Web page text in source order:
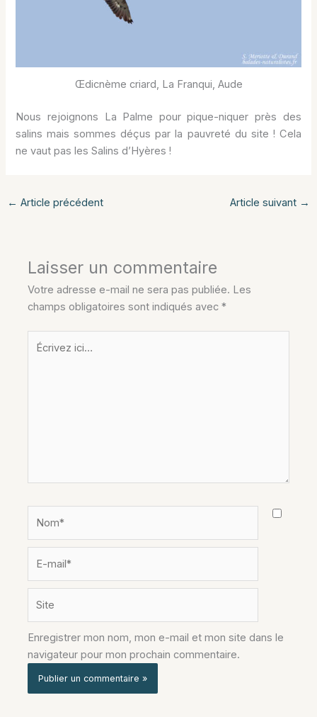
Œdicnème criard, La Franqui, Aude
Nous rejoignons La Palme pour pique-niquer près des
salins mais sommes déçus par la pauvreté du site ! Cela
ne vaut pas les Salins d’Hyères !
← Article précédent Article suivant →
Laisser un commentaire
Votre adresse e-mail ne sera pas publiée. Les
champs obligatoires sont indiqués avec*
ici…
mail*
Enregistrer mon nom, mon e-mail et mon site dans le
navigateur pour mon prochain commentaire.